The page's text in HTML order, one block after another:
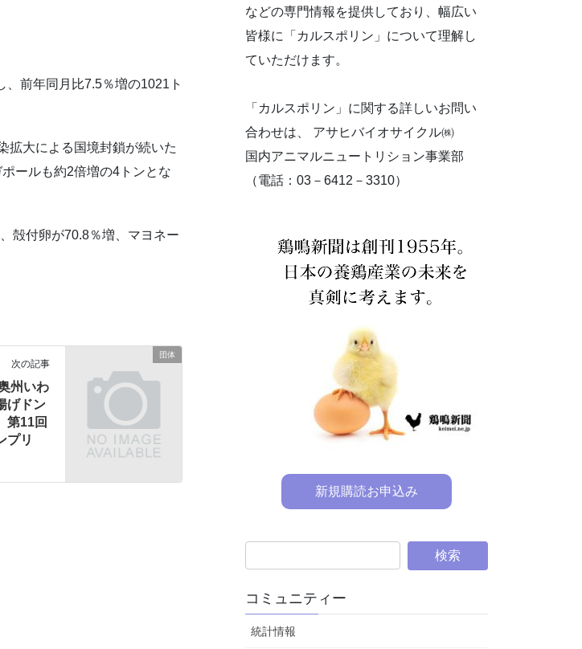
前年同月比7.5％増の1021ト
拡大による国境封鎖が続いた
ールも約2倍増の4トンとな
殻付卵が70.8％増、マヨネー
団体
次の記事
州いわ
げドン
第11回
プリ
などの専門情報を提供しており、幅広い
皆様に「カルスポリン」について理解し
ていただけます。
「カルスポリン」に関する詳しいお問い
合わせは、 アサヒバイオサイクル㈱
国内アニマルニュートリション事業部
（電話：03－6412－3310）
新規購読お申込み
コミュニティー
統計情報